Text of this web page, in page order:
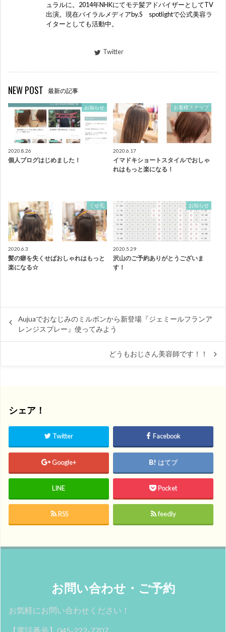
ュラルに。2014年NHKにてモテ髪アドバイザーとしてTV
出演。現在バイラルメディアby.S spotlightで公式美容ラ
イターとしても活動中。
Twitter
NEW POST 最新の記事
お知らせ
2020.8.26
個人ブログはじめました！
お客様スナップ
2020.6.17
イマドキショートスタイルでおしゃ
れはもっと楽になる！
くせ毛
2020.6.3
髪の癖を失くせばおしゃれはもっと
楽になる☆
お知らせ
2020.5.29
沢山のご予約ありがとうございま
す！
Aujuaでおなじみのミルボンから新登場『ジェミールフランア
レンジスプレー』使ってみよう
どうもおじさん美容師です！！
シェア！
Twitter Facebook
Google+ はてブ
LINE Pocket
RSS feedly
お問い合わせ・ご予約
お気軽にお問い合わせください！
【電話番号】045-222-7707